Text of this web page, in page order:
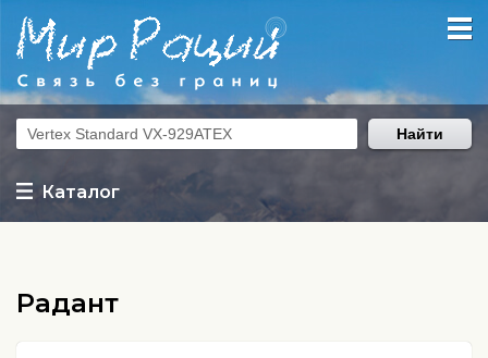
Каталог
Найти
Радант